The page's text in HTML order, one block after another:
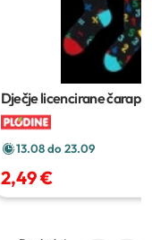
Dječje licencirane čarape
13.08 do 23.09
2,49 €